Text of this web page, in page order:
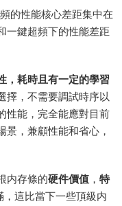
的性能核心差距集中在
一鍵超頻下的性能差距
，耗時且有一定的學習
擇，不需要調試時序以
性能，完全能應對目前
，兼顧性能和省心，
内存條的硬件價值 ， 特
這比當下一些頂級内